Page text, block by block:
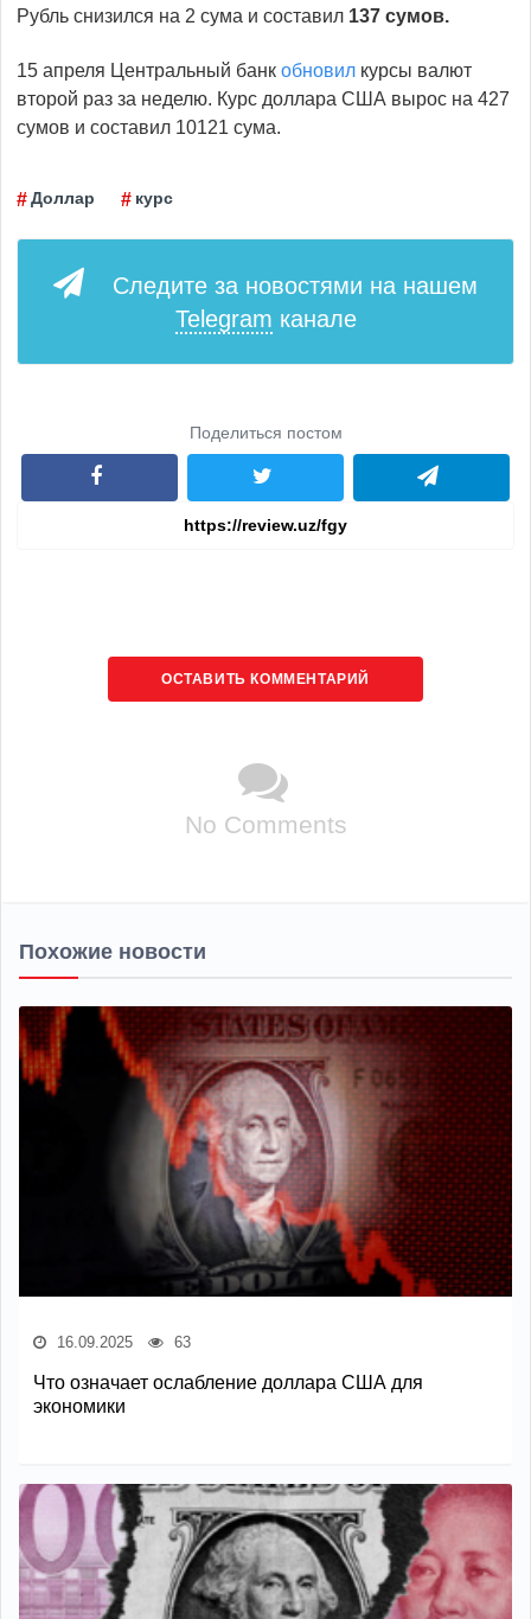
Рубль снизился на 2 сума и составил 137 сумов.
15 апреля Центральный банк обновил курсы валют
второй раз за неделю. Курс доллара США вырос на 427
сумов и составил 10121 сума.
Доллар курс
Следите за новостями на нашем
Telegram канале
Поделиться постом
ОСТАВИТЬ КОММЕНТАРИЙ
No Comments
Похожие новости
16.09.2025 63
Что означает ослабление доллара США для
экономики